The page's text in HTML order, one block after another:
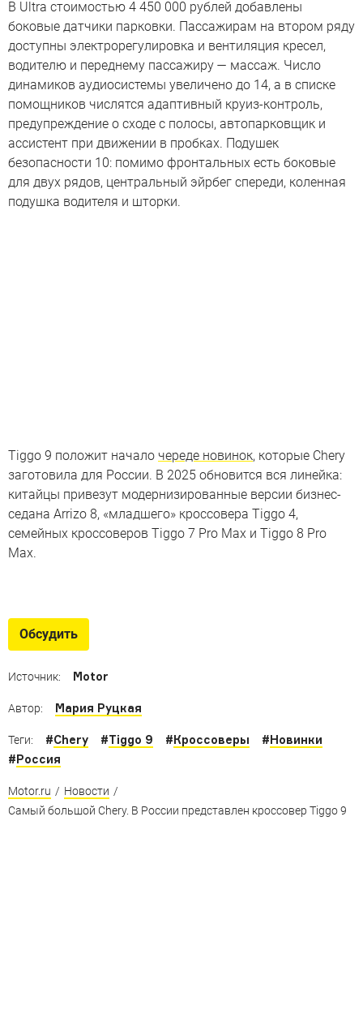
В Ultra стоимостью 4 450 000 рублей добавлены
боковые датчики парковки. Пассажирам на втором ряду
доступны электрорегулировка и вентиляция кресел,
водителю и переднему пассажиру — массаж. Число
динамиков аудиосистемы увеличено до 14, а в списке
помощников числятся адаптивный круиз-контроль,
предупреждение о сходе с полосы, автопарковщик и
ассистент при движении в пробках. Подушек
безопасности 10: помимо фронтальных есть боковые
для двух рядов, центральный эйрбег спереди, коленная
подушка водителя и шторки.
Tiggo 9 положит начало череде новинок, которые Chery
заготовила для России. В 2025 обновится вся линейка:
китайцы привезут модернизированные версии бизнес-
седана Arrizo 8, «младшего» кроссовера Tiggo 4,
семейных кроссоверов Tiggo 7 Pro Max и Tiggo 8 Pro
Max.
Подведены итоги национальной премии «Топ-5 Авто»
Обсудить
Источник: Motor
Автор: Мария Руцкая
Теги: #Chery #Tiggo 9 #Кроссоверы #Новинки
#Россия
Motor.ru / Новости /
Самый большой Chery. В России представлен кроссовер Tiggo 9